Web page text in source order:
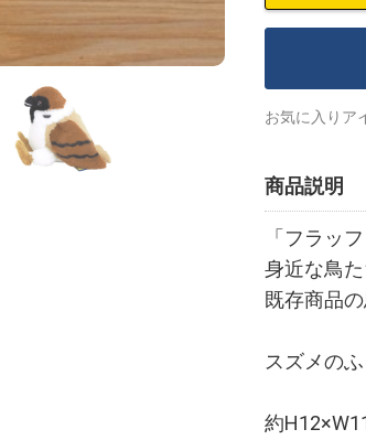
お気に入りア
商品説明
「フラッ
身近な鳥
既存商品
スズメの
約